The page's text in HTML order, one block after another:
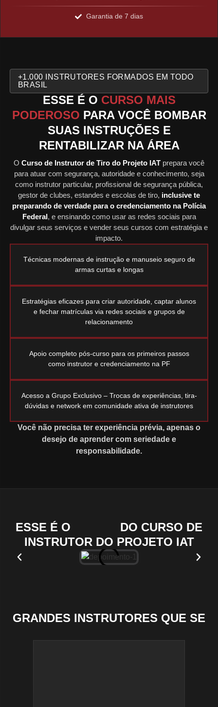
Garantia de 7 dias
+1.000 INSTRUTORES FORMADOS EM TODO
BRASIL
ESSE É O CURSO MAIS
PODEROSO PARA VOCÊ BOMBAR
SUAS INSTRUÇÕES E
RENTABILIZAR NA ÁREA
O Curso de Instrutor de Tiro do Projeto IAT prepara você
para atuar com segurança, autoridade e conhecimento, seja
como instrutor particular, profissional de segurança pública,
gestor de clubes, estandes e escolas de tiro, inclusive te
preparando de verdade para o credenciamento na Polícia
Federal, e ensinando como usar as redes sociais para
divulgar seus serviços e vender seus cursos com estratégia e
impacto.
Técnicas modernas de instrução e manuseio seguro de
armas curtas e longas
Estratégias eficazes para criar autoridade, captar alunos
e fechar matrículas via redes sociais e grupos de
relacionamento
Apoio completo pós-curso para os primeiros passos
como instrutor e credenciamento na PF
Acesso a Grupo Exclusivo – Trocas de experiências, tira-
dúvidas e network em comunidade ativa de instrutores
Você não precisa ter experiência prévia, apenas o
desejo de aprender com seriedade e
responsabilidade.
ESSE É O
DO CURSO DE
INSTRUTOR DO PROJETO IAT
GRANDES INSTRUTORES QUE SE